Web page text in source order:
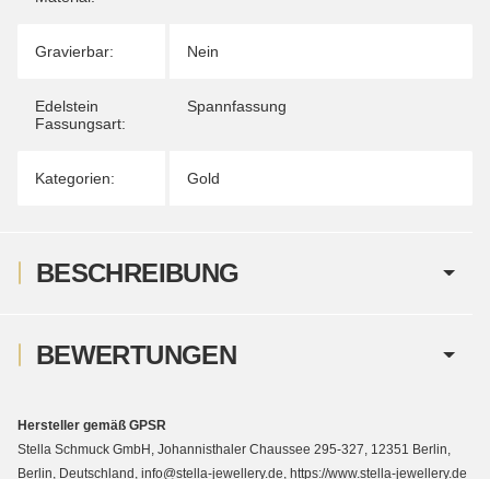
Gravierbar: Nein
Edelstein
Fassungsart:
Spannfassung
Kategorien: Gold
BESCHREIBUNG
BEWERTUNGEN
Hersteller gemäß GPSR
Stella Schmuck GmbH, Johannisthaler Chaussee 295-327, 12351 Berlin,
Berlin, Deutschland, info@stella-jewellery.de, https://www.stella-jewellery.de